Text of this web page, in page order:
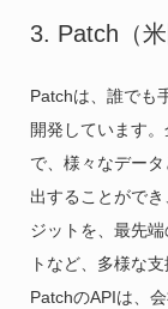
3. Patch（米
Patchは、誰でも
開発しています
で、様々なデー
出することがで
ジットを、最先
トなど、多様な
PatchのAPIは、